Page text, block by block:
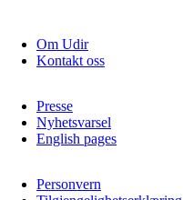
Om Udir
Kontakt oss
Presse
Nyhetsvarsel
English pages
Personvern